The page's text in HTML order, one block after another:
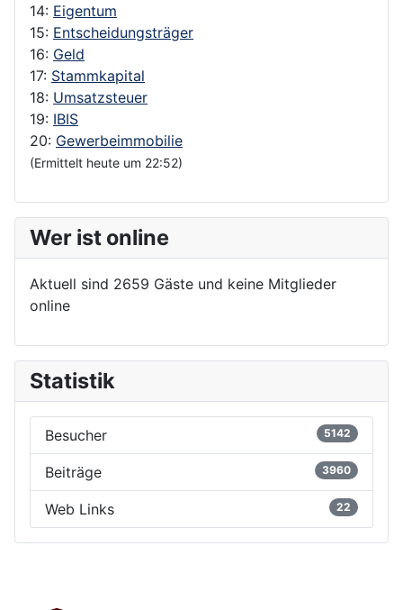
14: Eigentum
15: Entscheidungsträger
16: Geld
17: Stammkapital
18: Umsatzsteuer
19: IBIS
20: Gewerbeimmobilie
(Ermittelt heute um 22:52)
Wer ist online
Aktuell sind 2659 Gäste und keine Mitglieder
online
Statistik
Besucher 5142
Beiträge 3960
Web Links 22